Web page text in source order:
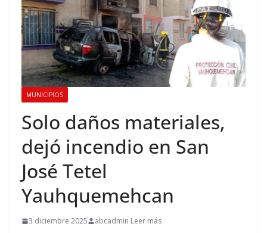
MUNICIPIOS
Solo daños materiales,
dejó incendio en San
José Tetel
Yauhquemehcan
3 diciembre 2025 abcadmin Leer más